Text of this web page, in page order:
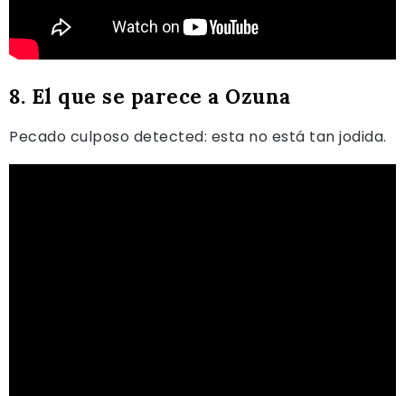
8. El que se parece a Ozuna
Pecado culposo detected: esta no está tan jodida.